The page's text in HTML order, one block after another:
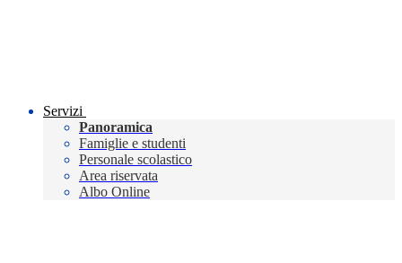
Servizi
Panoramica
Famiglie e studenti
Personale scolastico
Area riservata
Albo Online